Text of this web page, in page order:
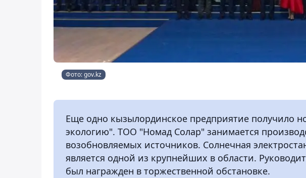
Фото: gov.kz
Еще одно кызылординское предприятие получило
экологию". ТОО "Номад Солар" занимается
возобновляемых источников. Солнечная
является одной из крупнейших в области.
был награжден в торжественной обстановке.